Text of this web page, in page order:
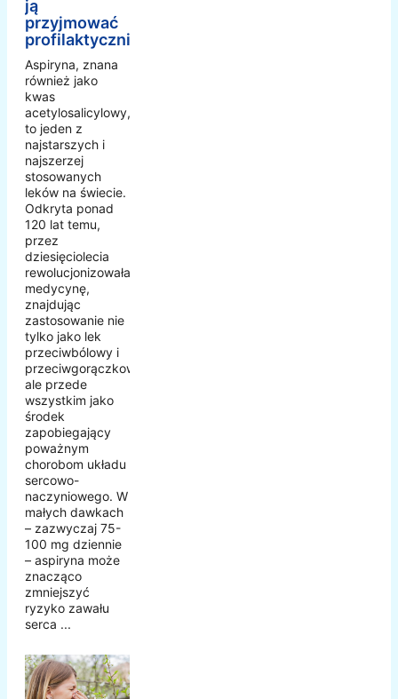
ją
przyjmować
profilaktycznie?
Aspiryna, znana
również jako
kwas
acetylosalicylowy,
to jeden z
najstarszych i
najszerzej
stosowanych
leków na świecie.
Odkryta ponad
120 lat temu,
przez
dziesięciolecia
rewolucjonizowała
medycynę,
znajdując
zastosowanie nie
tylko jako lek
przeciwbólowy i
przeciwgorączkowy,
ale przede
wszystkim jako
środek
zapobiegający
poważnym
chorobom układu
sercowo-
naczyniowego. W
małych dawkach
– zazwyczaj 75-
100 mg dziennie
– aspiryna może
znacząco
zmniejszyć
ryzyko zawału
serca ...